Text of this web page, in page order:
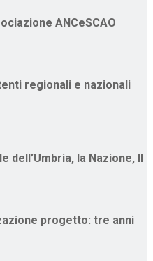
ANCeSCAO
regionali e nazionali
dell’Umbria, la Nazione, Il
progetto: tre anni